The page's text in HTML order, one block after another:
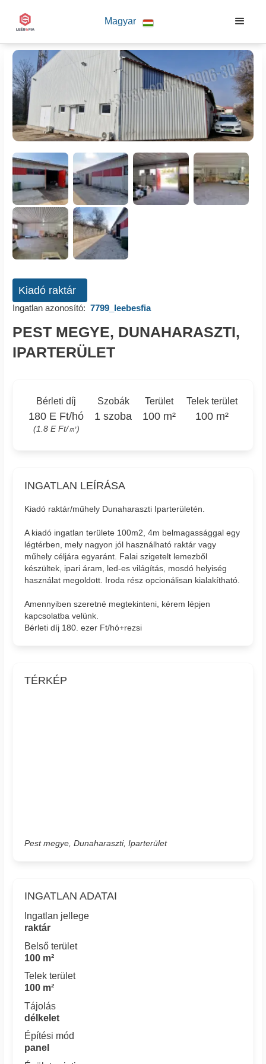
Magyar
Kiadó raktár
Ingatlan azonosító: 7799_leebesfia
PEST MEGYE, DUNAHARASZTI,
IPARTERÜLET
Bérleti díj
180 E Ft/hó
(1.8 E Ft/㎡)
Szobák
1 szoba
Terület
100 m²
Telek terület
100 m²
INGATLAN LEÍRÁSA
Kiadó raktár/műhely Dunaharaszti Iparterületén.
A kiadó ingatlan területe 100m2, 4m belmagassággal egy
légtérben, mely nagyon jól használható raktár vagy
műhely céljára egyaránt. Falai szigetelt lemezből
készültek, ipari áram, led-es világítás, mosdó helyiség
használat megoldott. Iroda rész opcionálisan kialakítható.
Amennyiben szeretné megtekinteni, kérem lépjen
kapcsolatba velünk.
Bérleti díj 180. ezer Ft/hó+rezsi
TÉRKÉP
Pest megye, Dunaharaszti, Iparterület
INGATLAN ADATAI
Ingatlan jellege
raktár
Belső terület
100 m²
Telek terület
100 m²
Tájolás
délkelet
Építési mód
panel